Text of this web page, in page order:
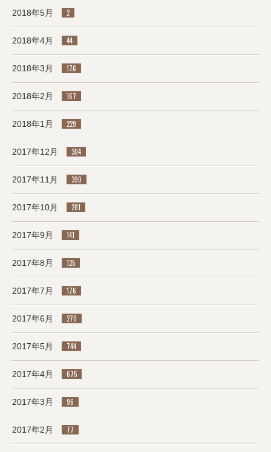
2018年5月 2
2018年4月 44
2018年3月 176
2018年2月 167
2018年1月 229
2017年12月 304
2017年11月 390
2017年10月 281
2017年9月 141
2017年8月 125
2017年7月 176
2017年6月 270
2017年5月 744
2017年4月 675
2017年3月 96
2017年2月 77